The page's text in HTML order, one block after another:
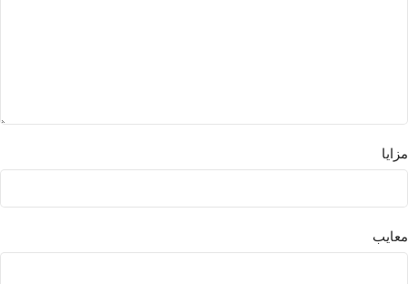
مزایا
معایب